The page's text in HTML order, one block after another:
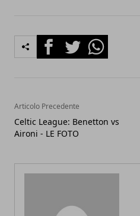
FacebookTwitterWhatsapp
Articolo Precedente
Celtic League: Benetton vs
Aironi - LE FOTO